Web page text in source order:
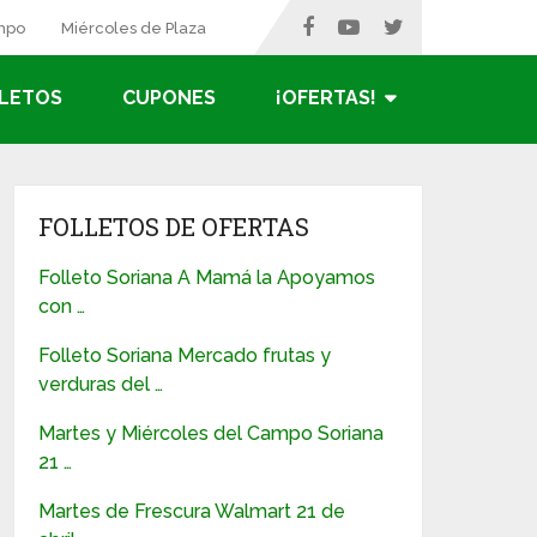
Miércoles de Plaza
CUPONES ¡OFERTAS!
FOLLETOS DE OFERTAS
Folleto Soriana A Mamá la Apoyamos
con …
Folleto Soriana Mercado frutas y
verduras del …
Martes y Miércoles del Campo Soriana
21 …
Martes de Frescura Walmart 21 de